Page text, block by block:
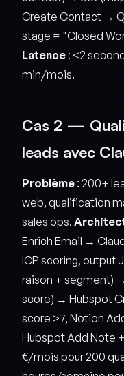
Create Contact →
stage = "Closed
Latence : <2
min/mois.
Cas 2 —
leads avec
Problème : 200+
web, qualification
sales ops.
Enrich Email →
ICP scoring, output
raison + segment)
score) → Hubspot
score >7, Notion
Hubspot Add Note
€/mois pour 200